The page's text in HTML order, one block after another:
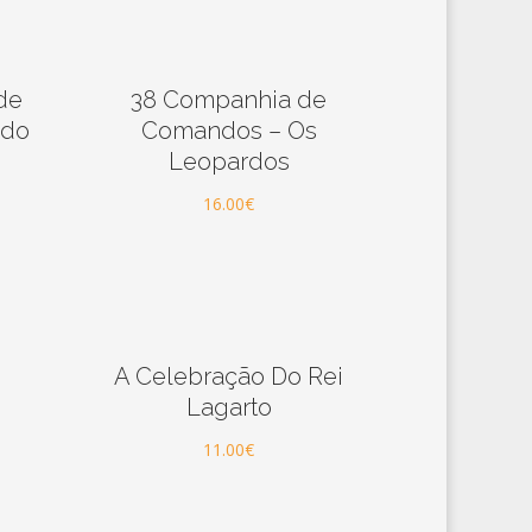
38 Companhia de
Comandos – Os
Leopardos
16.00€
A Celebração Do Rei
Lagarto
11.00€